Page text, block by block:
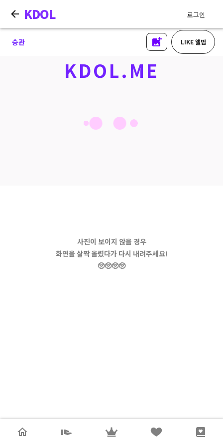
KDOL 로그인
승관 LIKE 앨범
KDOL.ME
사진이 보이지 않을 경우
화면을 살짝 올렸다가 다시 내려주세요!
🥺🥺🥺🥺